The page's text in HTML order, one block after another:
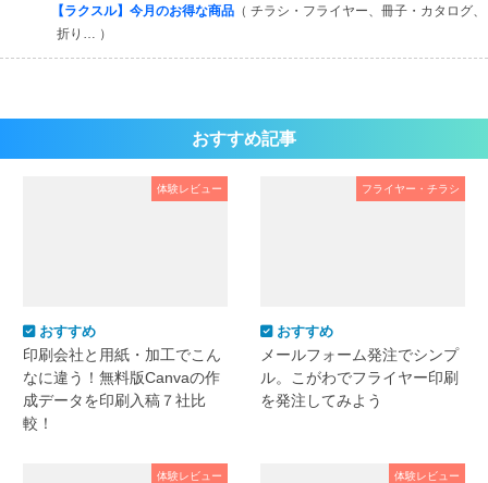
【ラクスル】今月のお得な商品 （ チラシ・フライヤー、冊子・カタログ、
折り… ）
おすすめ記事
体験レビュー
おすすめ
印刷会社と用紙・加工でこん
なに違う！無料版Canvaの作
成データを印刷入稿７社比
較！
フライヤー・チラシ
おすすめ
メールフォーム発注でシンプ
ル。こがわでフライヤー印刷
を発注してみよう
体験レビュー 体験レビュー